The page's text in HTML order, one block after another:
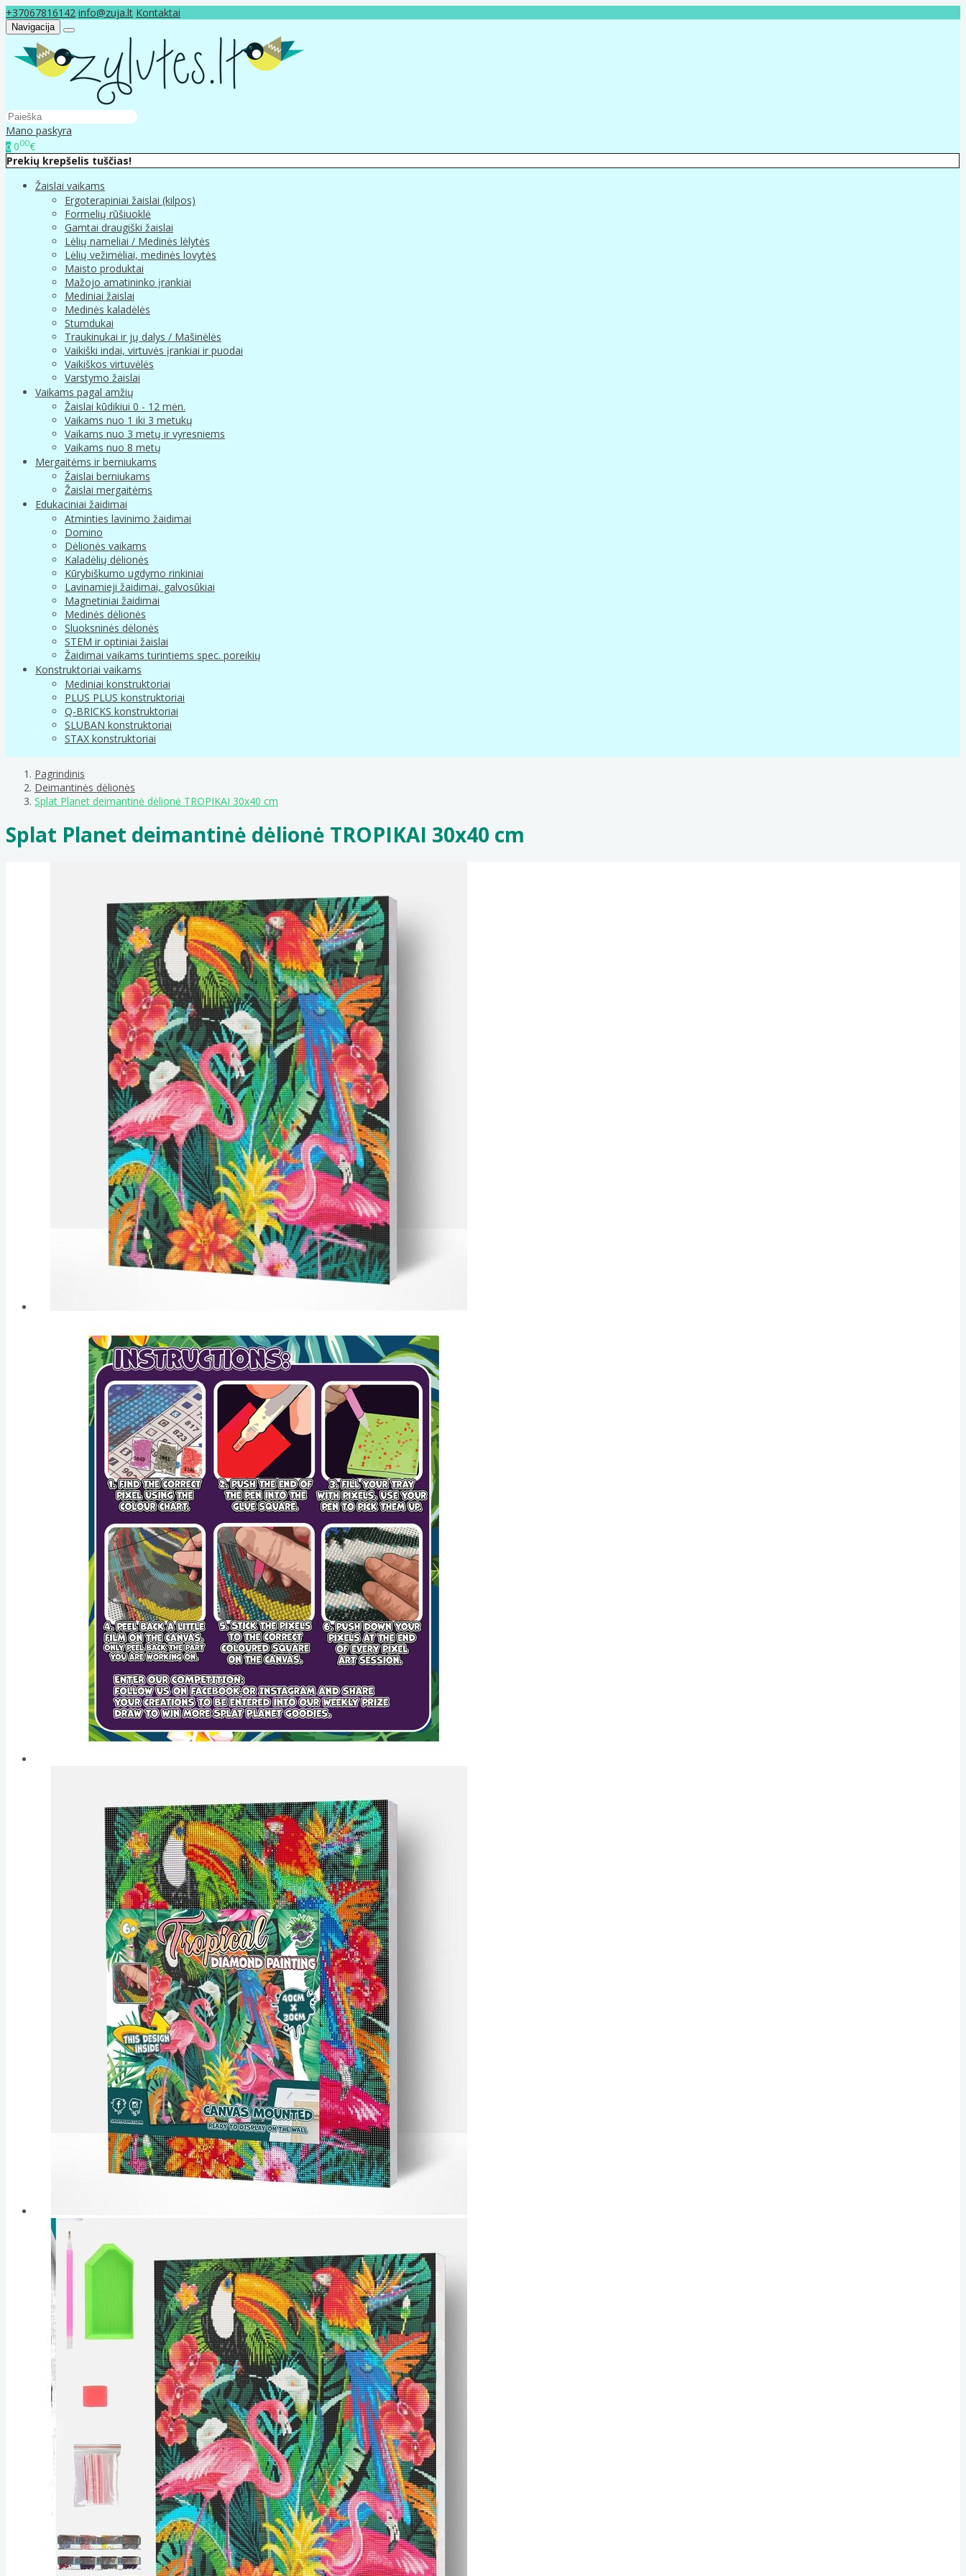
+37067816142 info@zuja.lt Kontaktai
Navigacija
Mano paskyra
0 000€
Prekių krepšelis tuščias!
Žaislai vaikams
Ergoterapiniai žaislai (kilpos)
Formelių rūšiuoklė
Gamtai draugiški žaislai
Lėlių nameliai / Medinės lėlytės
Lėlių vežimėliai, medinės lovytės
Maisto produktai
Mažojo amatininko įrankiai
Mediniai žaislai
Medinės kaladėlės
Stumdukai
Traukinukai ir jų dalys / Mašinėlės
Vaikiški indai, virtuvės įrankiai ir puodai
Vaikiškos virtuvėlės
Varstymo žaislai
Vaikams pagal amžių
Žaislai kūdikiui 0 - 12 mėn.
Vaikams nuo 1 iki 3 metukų
Vaikams nuo 3 metų ir vyresniems
Vaikams nuo 8 metų
Mergaitėms ir berniukams
Žaislai berniukams
Žaislai mergaitėms
Edukaciniai žaidimai
Atminties lavinimo žaidimai
Domino
Dėlionės vaikams
Kaladėlių dėlionės
Kūrybiškumo ugdymo rinkiniai
Lavinamieji žaidimai, galvosūkiai
Magnetiniai žaidimai
Medinės dėlionės
Sluoksninės dėlonės
STEM ir optiniai žaislai
Žaidimai vaikams turintiems spec. poreikių
Konstruktoriai vaikams
Mediniai konstruktoriai
PLUS PLUS konstruktoriai
Q-BRICKS konstruktoriai
SLUBAN konstruktoriai
STAX konstruktoriai
Pagrindinis
Deimantinės dėlionės
Splat Planet deimantinė dėlionė TROPIKAI 30x40 cm
Splat Planet deimantinė dėlionė TROPIKAI 30x40 cm